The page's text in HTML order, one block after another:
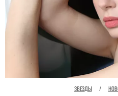
ЗВЕЗДЫ /